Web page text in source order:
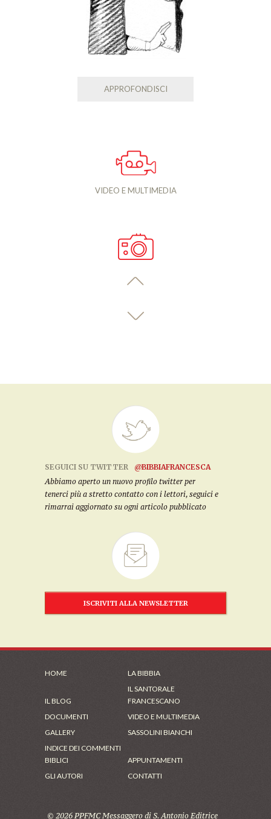
APPROFONDISCI
VIDEO E MULTIMEDIA
SEGUICI SU TWITTER
@BIBBIAFRANCESCA
Abbiamo aperto un nuovo profilo twitter per
tenerci più a stretto contatto con i lettori, seguici e
rimarrai aggiornato su ogni articolo pubblicato
ISCRIVITI ALLA NEWSLETTER
HOME LA BIBBIA
IL BLOG
IL SANTORALE
FRANCESCANO
DOCUMENTI
VIDEO E MULTIMEDIA
GALLERY
SASSOLINI BIANCHI
INDICE DEI COMMENTI
BIBLICI
APPUNTAMENTI
GLI AUTORI
CONTATTI
© 2026 PPFMC Messaggero di S. Antonio Editrice